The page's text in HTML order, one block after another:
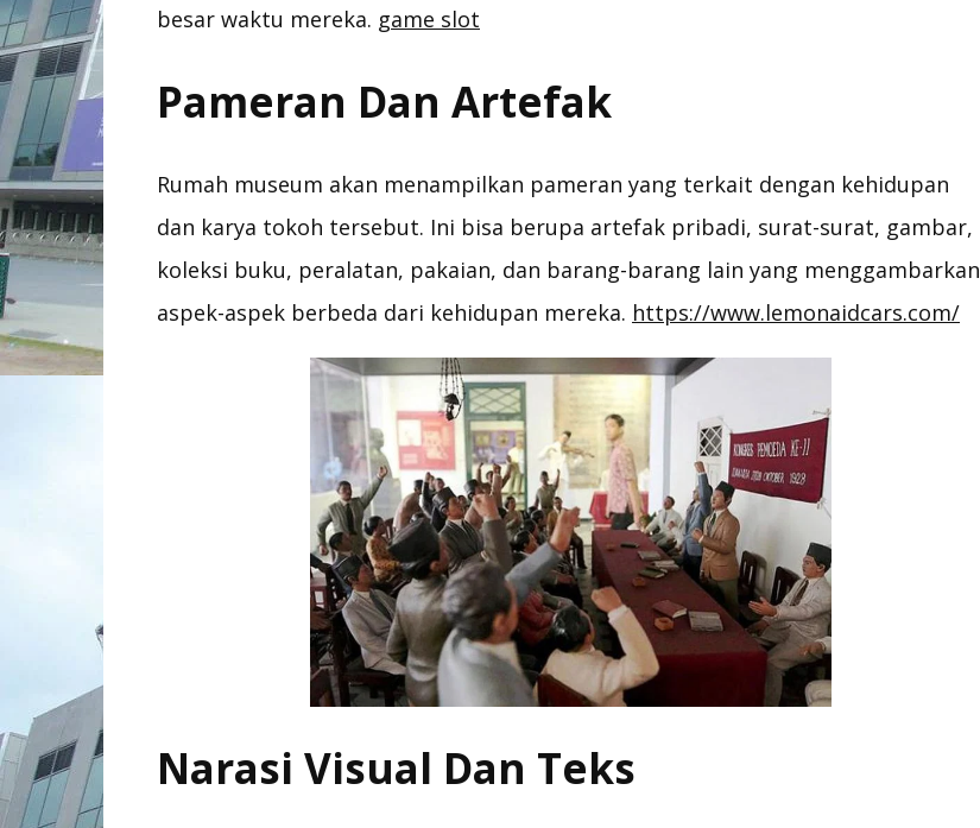
besar waktu mereka. game slot
Pameran Dan Artefak
Rumah museum akan menampilkan pameran yang terkait dengan kehidupan
dan karya tokoh tersebut. Ini bisa berupa artefak pribadi, surat-surat, gambar,
koleksi buku, peralatan, pakaian, dan barang-barang lain yang menggambarkan
aspek-aspek berbeda dari kehidupan mereka. https://www.lemonaidcars.com/
Narasi Visual Dan Teks